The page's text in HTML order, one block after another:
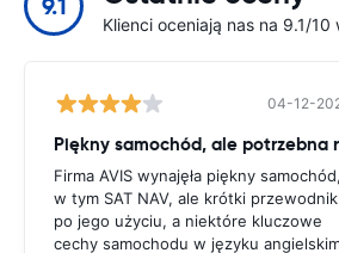
Klienci oceniają nas na 9.1/
04-12-
Firma AVIS wynajęła piękny samochód,
w tym SAT NAV, ale krótki przewodnik
po jego użyciu, a niektóre kluczowe
cechy samochodu w języku